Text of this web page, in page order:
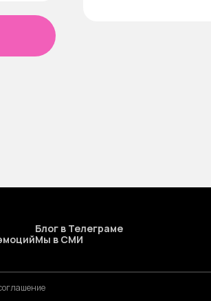
Блог в Телеграме
Мы в СМИ